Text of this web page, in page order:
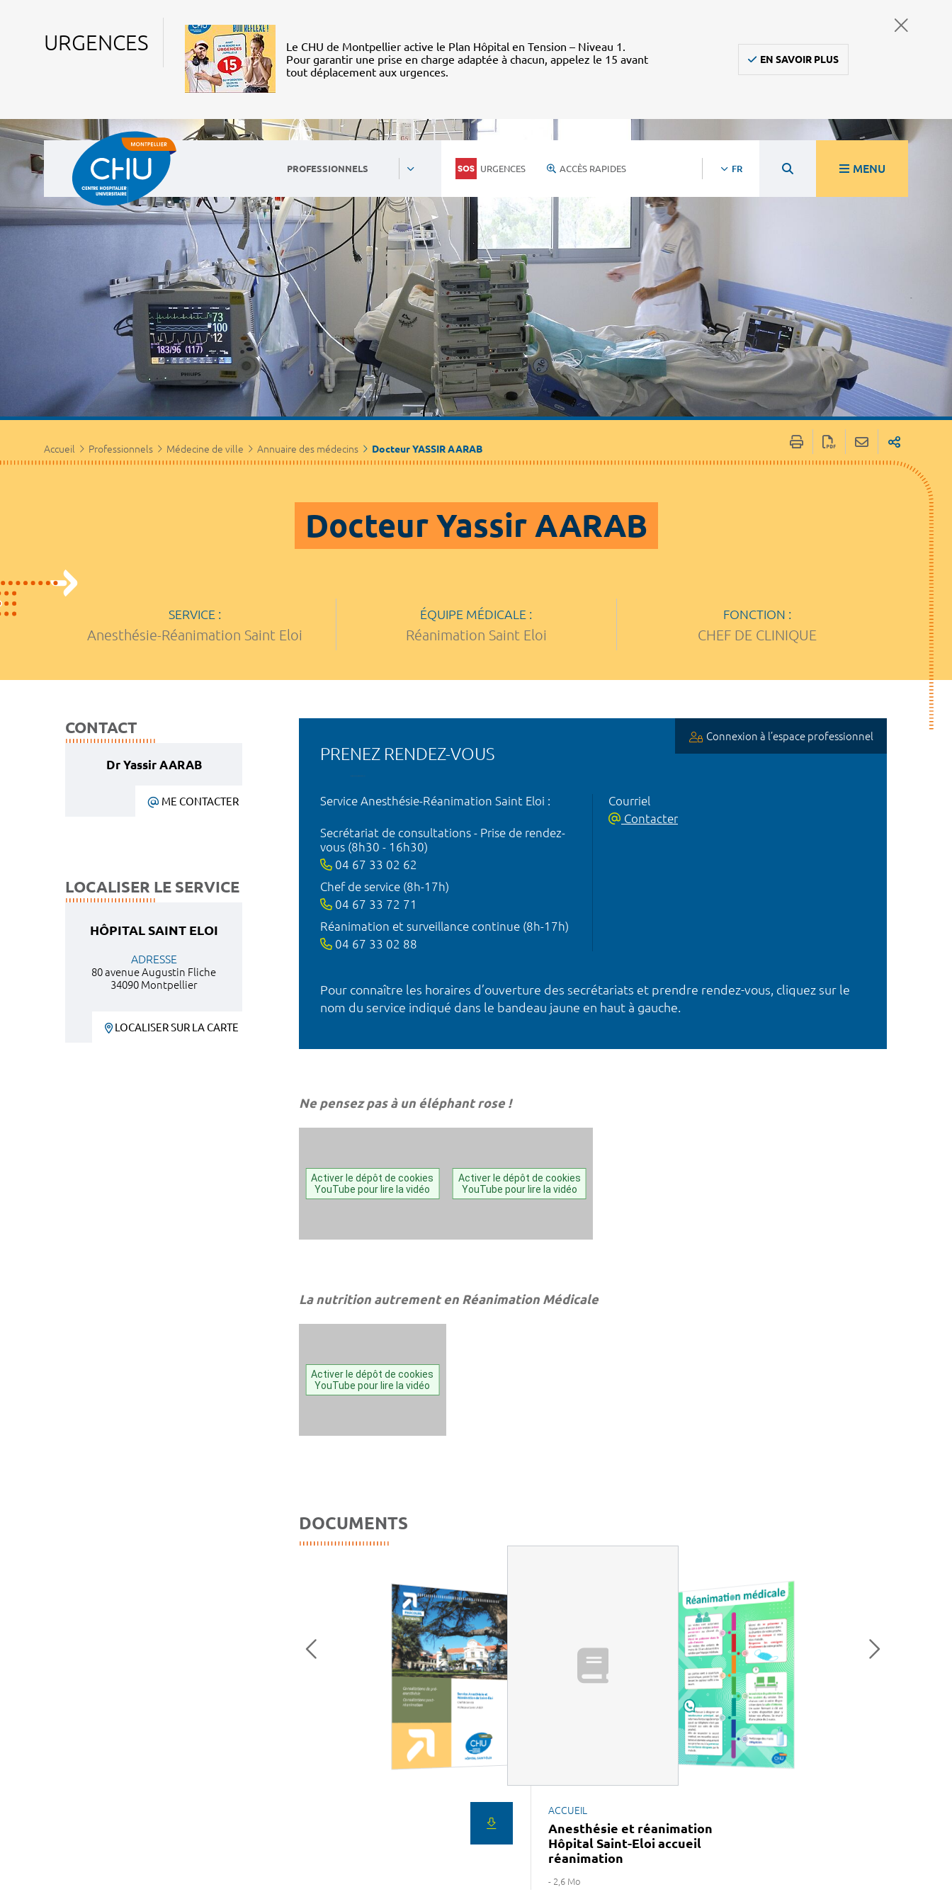
URGENCES
Le CHU de Montpellier active le Plan Hôpital en Tension – Niveau 1.
Pour garantir une prise en charge adaptée à chacun, appelez le 15 avant
tout déplacement aux urgences.
EN SAVOIR PLUS
PROFESSIONNELS URGENCES ACCÈS RAPIDES FR MENU
Personnels du CHU Nous rejoindre Ambulanciers, taxis, vsl
Médecine de ville Journalistes / Médias Marchés publics
Partenaires / Associations
Accueil Professionnels Médecine de ville Annuaire des médecins Docteur YASSIR AARAB
Docteur Yassir AARAB
SERVICE :
Anesthésie-Réanimation Saint Eloi
ÉQUIPE MÉDICALE :
Réanimation Saint Eloi
FONCTION :
CHEF DE CLINIQUE
CONTACT
Dr Yassir AARAB
ME CONTACTER
LOCALISER LE SERVICE
HÔPITAL SAINT ELOI
ADRESSE
80 avenue Augustin Fliche
34090 Montpellier
LOCALISER SUR LA CARTE
PRENEZ RENDEZ-VOUS
Connexion à l’espace professionnel
Service Anesthésie-Réanimation Saint Eloi :
Secrétariat de consultations - Prise de rendez-
vous (8h30 - 16h30)
04 67 33 02 62
Chef de service (8h-17h)
04 67 33 72 71
Réanimation et surveillance continue (8h-17h)
04 67 33 02 88
Courriel
Contacter
Pour connaître les horaires d’ouverture des secrétariats et prendre rendez-vous, cliquez sur le
nom du service indiqué dans le bandeau jaune en haut à gauche.
Ne pensez pas à un éléphant rose !
Activer le dépôt de cookies
YouTube pour lire la vidéo
Activer le dépôt de cookies
YouTube pour lire la vidéo
La nutrition autrement en Réanimation Médicale
Activer le dépôt de cookies
YouTube pour lire la vidéo
DOCUMENTS
ACCUEIL
Anesthésie et réanimation
Hôpital Saint-Eloi accueil
réanimation
- 2,6 Mo